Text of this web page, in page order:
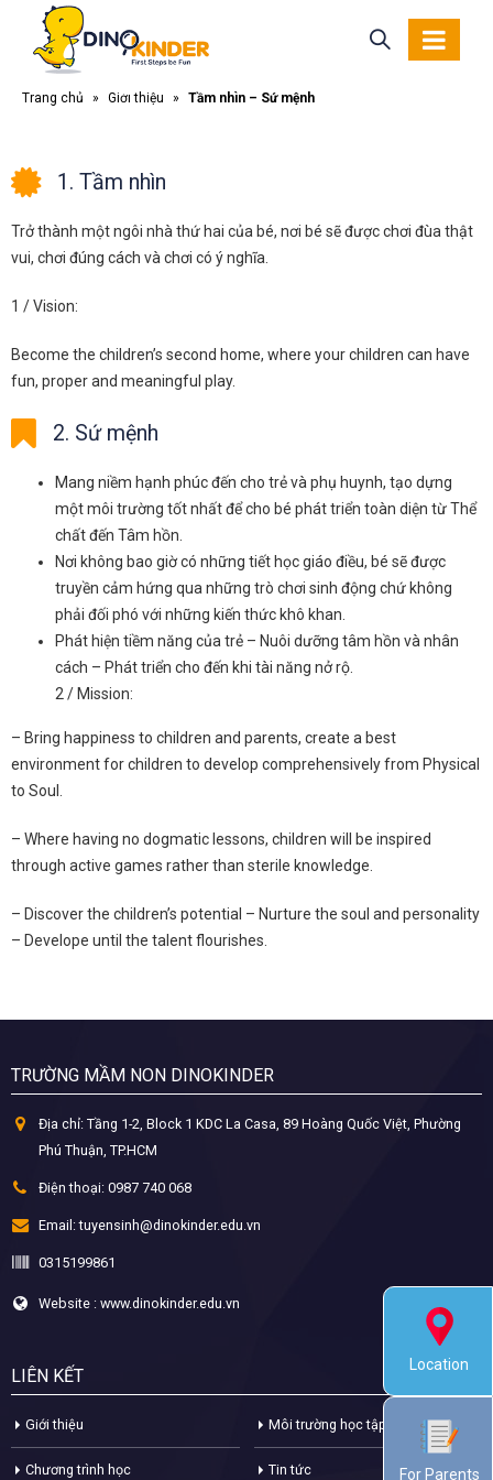
Trang chủ » Giới thiệu » Tầm nhìn – Sứ mệnh
1. Tầm nhìn
Trở thành một ngôi nhà thứ hai của bé, nơi bé sẽ được chơi đùa thật
vui, chơi đúng cách và chơi có ý nghĩa.
1 / Vision:
Become the children’s second home, where your children can have
fun, proper and meaningful play.
2. Sứ mệnh
Mang niềm hạnh phúc đến cho trẻ và phụ huynh, tạo dựng
một môi trường tốt nhất để cho bé phát triển toàn diện từ Thể
chất đến Tâm hồn.
Nơi không bao giờ có những tiết học giáo điều, bé sẽ được
truyền cảm hứng qua những trò chơi sinh động chứ không
phải đối phó với những kiến thức khô khan.
Phát hiện tiềm năng của trẻ – Nuôi dưỡng tâm hồn và nhân
cách – Phát triển cho đến khi tài năng nở rộ.
2 / Mission:
– Bring happiness to children and parents, create a best
environment for children to develop comprehensively from Physical
to Soul.
– Where having no dogmatic lessons, children will be inspired
through active games rather than sterile knowledge.
– Discover the children’s potential – Nurture the soul and personality
– Develope until the talent flourishes.
TRƯỜNG MẦM NON DINOKINDER
Địa chỉ: Tầng 1-2, Block 1 KDC La Casa, 89 Hoàng Quốc Việt, Phường
Phú Thuận, TP.HCM
Điện thoại: 0987 740 068
Email: tuyensinh@dinokinder.edu.vn
0315199861
Website : www.dinokinder.edu.vn
LIÊN KẾT
Giới thiệu
Chương trình học
Môi trường học tập
Tin tức
Location
For Parents